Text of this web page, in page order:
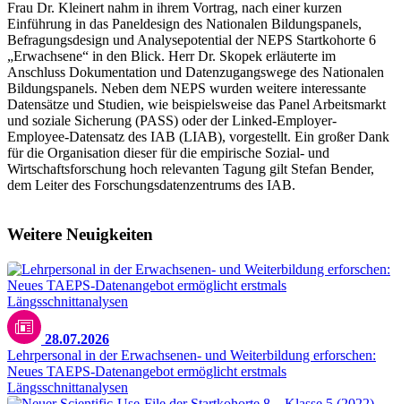
Frau Dr. Kleinert nahm in ihrem Vortrag, nach einer kurzen
Einführung in das Paneldesign des Nationalen Bildungspanels,
Befragungsdesign und Analysepotential der NEPS Startkohorte 6
„Erwachsene“ in den Blick. Herr Dr. Skopek erläuterte im
Anschluss Dokumentation und Datenzugangswege des Nationalen
Bildungspanels. Neben dem NEPS wurden weitere interessante
Datensätze und Studien, wie beispielsweise das Panel Arbeitsmarkt
und soziale Sicherung (PASS) oder der Linked-Employer-
Employee-Datensatz des IAB (LIAB), vorgestellt. Ein großer Dank
für die Organisation dieser für die empirische Sozial- und
Wirtschaftsforschung hoch relevanten Tagung gilt Stefan Bender,
dem Leiter des Forschungsdatenzentrums des IAB.
Weitere Neuigkeiten
28.07.2026
Lehrpersonal in der Erwachsenen- und Weiterbildung erforschen:
Neues TAEPS-Datenangebot ermöglicht erstmals
Längsschnittanalysen